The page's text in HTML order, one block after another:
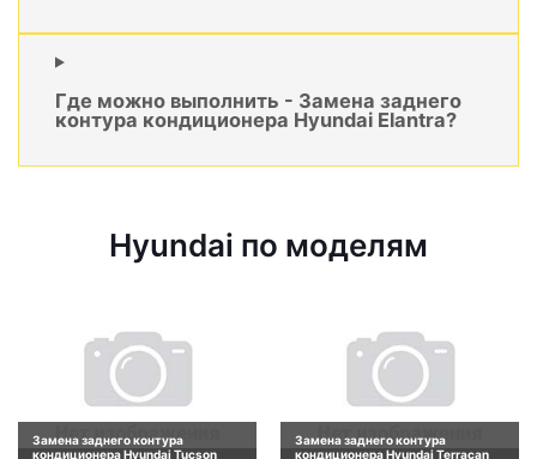
Где можно выполнить - Замена заднего
контура кондиционера Hyundai Elantra?
Hyundai по моделям
Замена заднего контура
кондиционера Hyundai Tucson
Замена заднего контура
кондиционера Hyundai Terracan